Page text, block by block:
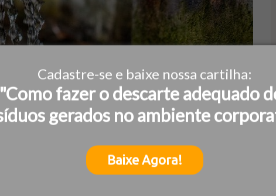
Cadastre-se e baixe nossa cartilha:
"Como fazer o descarte adequado
gerados no ambiente
Baixe Agora!
de água e esgoto para
de água e esgoto para os cidadãos de baixa renda